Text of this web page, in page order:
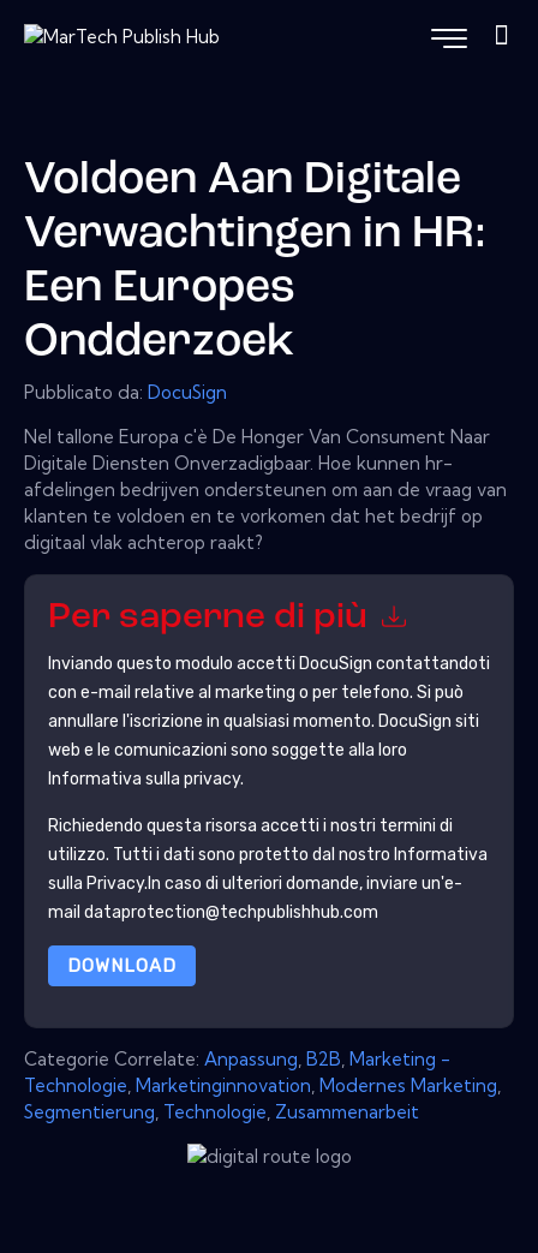
Voldoen Aan Digitale
Verwachtingen in HR:
Een Europes
Ondderzoek
Pubblicato da: DocuSign
Nel tallone Europa c'è De Honger Van Consument Naar
Digitale Diensten Onverzadigbaar. Hoe kunnen hr-
afdelingen bedrijven ondersteunen om aan de vraag van
klanten te voldoen en te vorkomen dat het bedrijf op
digitaal vlak achterop raakt?
Per saperne di più
Inviando questo modulo accetti DocuSign contattandoti
con e-mail relative al marketing o per telefono. Si può
annullare l'iscrizione in qualsiasi momento. DocuSign siti
web e le comunicazioni sono soggette alla loro
Informativa sulla privacy.
Richiedendo questa risorsa accetti i nostri termini di
utilizzo. Tutti i dati sono protetto dal nostro Informativa
sulla Privacy.In caso di ulteriori domande, inviare un'e-
mail dataprotection@techpublishhub.com
DOWNLOAD
Categorie Correlate: Anpassung B2B Marketing -
Technologie Marketinginnovation Modernes Marketing
Segmentierung Technologie Zusammenarbeit